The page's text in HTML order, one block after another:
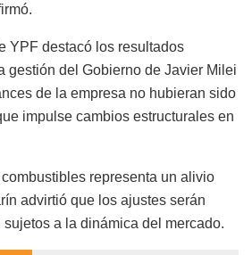
YPF destacó los resultados
gestión del Gobierno de Javier Milei
de la empresa no hubieran sido
impulse cambios estructurales en
representa un alivio
advirtió que los ajustes serán
a la dinámica del mercado.